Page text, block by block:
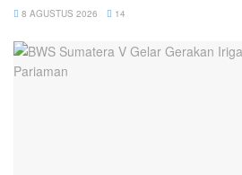
8 AGUSTUS 2026 14